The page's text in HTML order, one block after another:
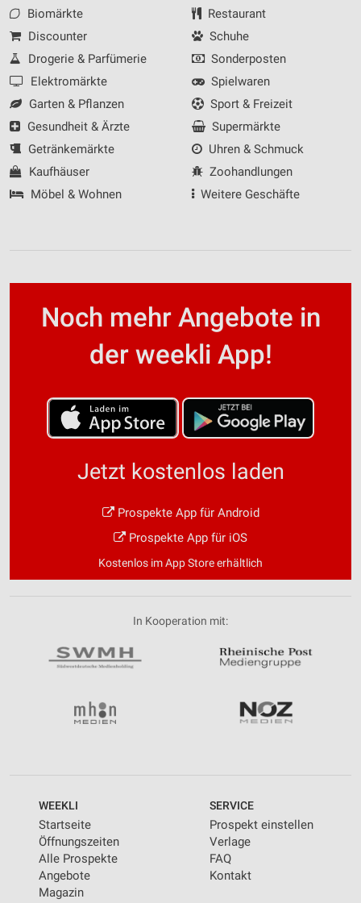
Biomärkte
Discounter
Drogerie & Parfümerie
Elektromärkte
Garten & Pflanzen
Gesundheit & Ärzte
Getränkemärkte
Kaufhäuser
Möbel & Wohnen
Restaurant
Schuhe
Sonderposten
Spielwaren
Sport & Freizeit
Supermärkte
Uhren & Schmuck
Zoohandlungen
Weitere Geschäfte
Noch mehr Angebote in
der weekli App!
Jetzt kostenlos laden
Prospekte App für Android
Prospekte App für iOS
Kostenlos im App Store erhältlich
In Kooperation mit:
WEEKLI
Startseite
Öffnungszeiten
Alle Prospekte
Angebote
Magazin
SERVICE
Prospekt einstellen
Verlage
FAQ
Kontakt